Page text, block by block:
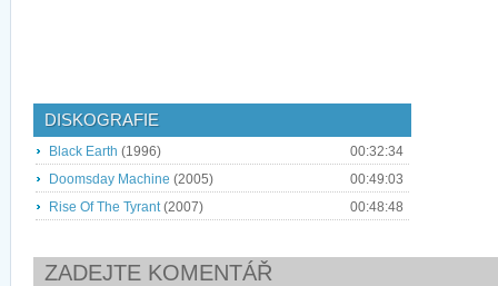
DISKOGRAFIE
Black Earth (1996)
00:32:34
Doomsday Machine (2005)
00:49:03
Rise Of The Tyrant(2007) 00:48:48
ZADEJTE KOMENTÁŘ